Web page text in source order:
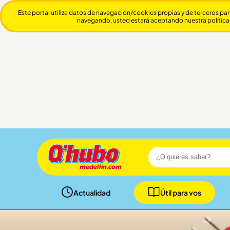
Actualidad Útil para vos
Este portal utiliza datos de navegación/cookies propias y de terceros
navegando, usted estará aceptando nuestra